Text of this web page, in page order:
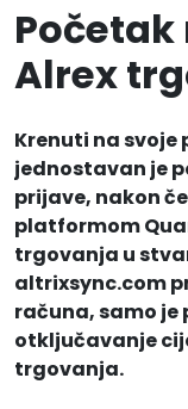
Alrex
Krenuti na svoje
jednostavan je
prijave, nakon
platformom
trgovanja u
altrixsync.com
računa, samo
otključavanje
trgovanja.